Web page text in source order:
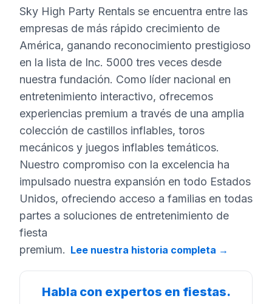
Sky High Party Rentals se encuentra entre las
empresas de más rápido crecimiento de
América, ganando reconocimiento prestigioso
en la lista de Inc. 5000 tres veces desde
nuestra fundación. Como líder nacional en
entretenimiento interactivo, ofrecemos
experiencias premium a través de una amplia
colección de castillos inflables, toros
mecánicos y juegos inflables temáticos.
Nuestro compromiso con la excelencia ha
impulsado nuestra expansión en todo Estados
Unidos, ofreciendo acceso a familias en todas
partes a soluciones de entretenimiento de
fiesta
premium. Lee nuestra historia completa →
Habla con expertos en fiestas.